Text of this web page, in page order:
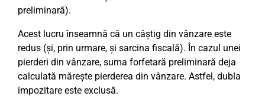
preliminară).
Acest lucru înseamnă că un câștig din vânzare este
redus (și, prin urmare, și sarcina fiscală). În cazul unei
pierderi din vânzare, suma forfetară preliminară deja
calculată mărește pierderea din vânzare. Astfel, dubla
impozitare este exclusă.